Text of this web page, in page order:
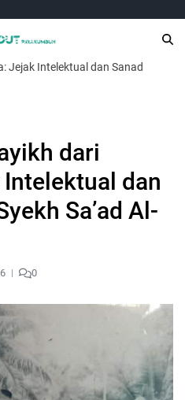
Jejak Intelektual dan Sanad
dari
dan
Sa’ad Al-
0